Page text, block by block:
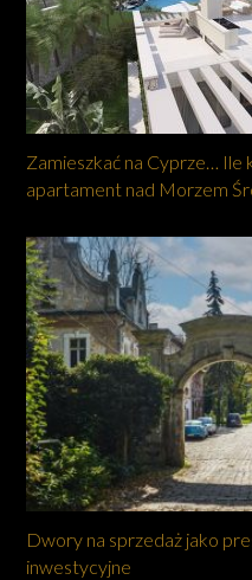
Zamieszkać na Cyprze… Ile
apartament nad Morzem
Dwory na sprzedaż jako
inwestycyjne